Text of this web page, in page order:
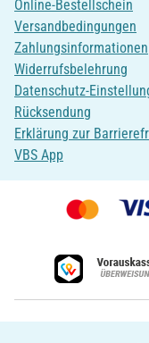
Online-Bestellschein
Versandbedingungen
Zahlungsinformationen
Widerrufsbelehrung
Datenschutz-
Rücksendung
Erklärung zur
VBS App